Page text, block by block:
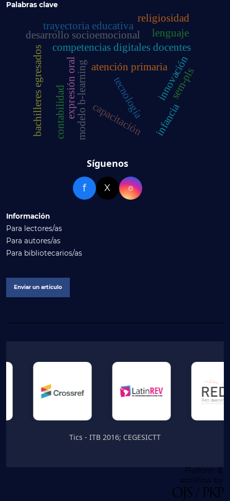
Palabras clave
modelo b-learning
competencias digitales docentes
tecnología
capacitación
innovación
desarrollo socioemocional
expresión oral
trayectoria educativa
bachilleres egresados atención primaria
contabilidad
religiosidad
sem-pls
infancia
lenguaje
Síguenos
f X ⌾
Información
Para lectores/as
Para autores/as
Para bibliotecarios/as
Enviar un artículo
Tics - ITB 2016; CEGESICTT